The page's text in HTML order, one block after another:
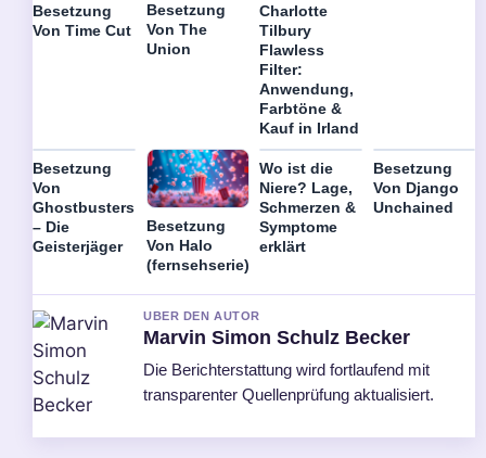
Besetzung
Von Time Cut
Besetzung
Von The
Union
Charlotte
Tilbury
Flawless
Filter:
Anwendung,
Farbtöne &
Kauf in Irland
Besetzung
Von
Ghostbusters
– Die
Geisterjäger
Besetzung
Von Halo
(fernsehserie)
Wo ist die
Niere? Lage,
Schmerzen &
Symptome
erklärt
Besetzung
Von Django
Unchained
UBER DEN AUTOR
Marvin Simon Schulz Becker
Die Berichterstattung wird fortlaufend mit
transparenter Quellenprüfung aktualisiert.